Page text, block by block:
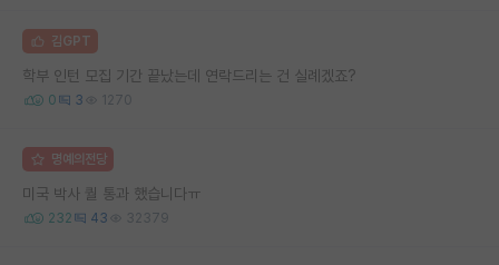
김GPT
학부 인턴 모집 기간 끝났는데 연락드리는 건 실례겠죠?
0 3 1270
명예의전당
미국 박사 퀄 통과 했습니다ㅠ
232 43 32379